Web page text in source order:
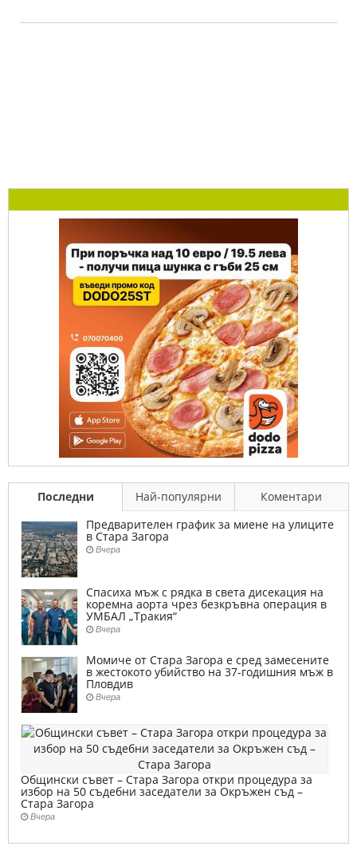
Последни Най-популярни
Коментари
Предварителен график за миене на улиците
в Стара Загора
Вчера
Спасиха мъж с рядка в света дисекация на
коремна аорта чрез безкръвна операция в
УМБАЛ „Тракия“
Вчера
Момиче от Стара Загора е сред замесените
в жестокото убийство на 37-годишния мъж в
Пловдив
Вчера
Общински съвет – Стара Загора откри процедура за
избор на 50 съдебни заседатели за Окръжен съд –
Стара Загора
Вчера